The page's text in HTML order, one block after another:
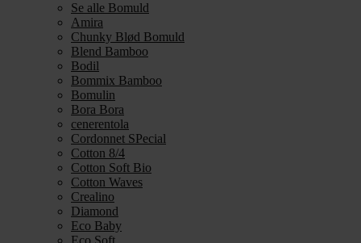
Se alle Bomuld
Amira
Chunky Blød Bomuld
Blend Bamboo
Bodil
Bommix Bamboo
Bomulin
Bora Bora
cenerentola
Cordonnet SPecial
Cotton 8/4
Cotton Soft Bio
Cotton Waves
Crealino
Diamond
Eco Baby
Eco Soft